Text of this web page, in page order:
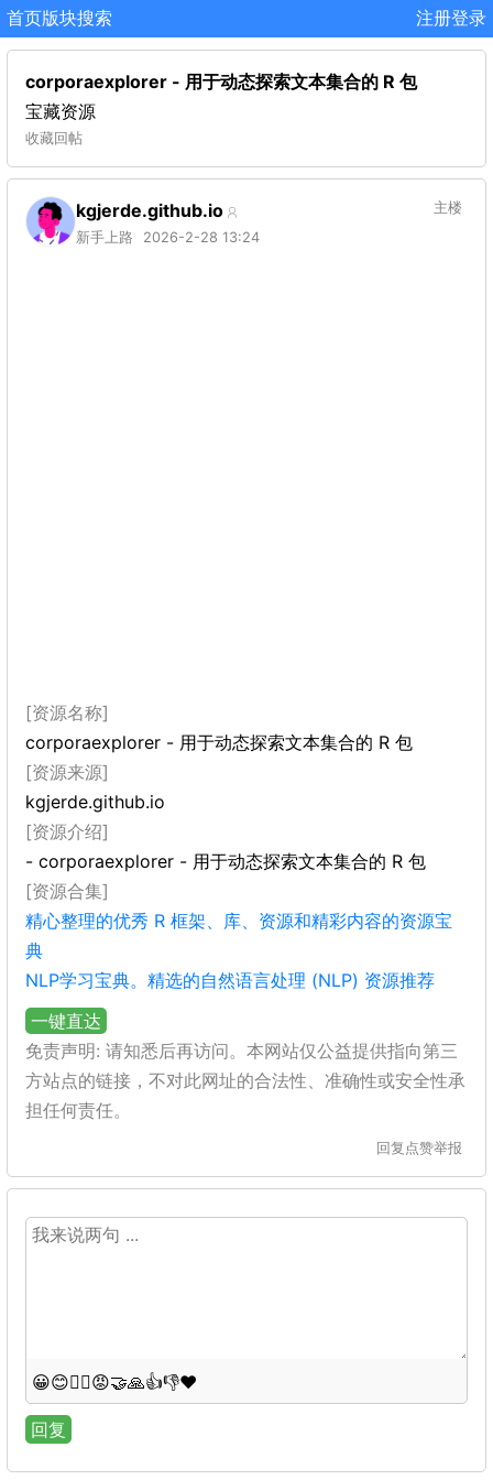
首页版块搜索 注册登录
corporaexplorer - 用于动态探索文本集合的 R 包
宝藏资源
收藏回帖
kgjerde.github.io
新手上路 2026-2-28 13:24
主楼
[资源名称]
corporaexplorer - 用于动态探索文本集合的 R 包
[资源来源]
kgjerde.github.io
[资源介绍]
- corporaexplorer - 用于动态探索文本集合的 R 包
[资源合集]
精心整理的优秀 R 框架、库、资源和精彩内容的资源宝
典
NLP学习宝典。精选的自然语言处理 (NLP) 资源推荐
一键直达
免责声明: 请知悉后再访问。本网站仅公益提供指向第三
方站点的链接，不对此网址的合法性、准确性或安全性承
担任何责任。
回复 点赞举报
😀😊😵‍💫😡🤝🙏👍👎❤️
回复